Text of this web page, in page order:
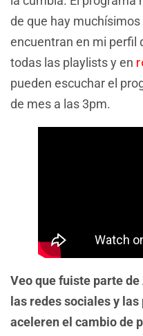
de que hay
encuentran en mi perfil
todas las playlists y en
pueden escuchar el
de mes a las 3pm.
Veo que fuiste parte
las redes sociales y
aceleren el cambio de